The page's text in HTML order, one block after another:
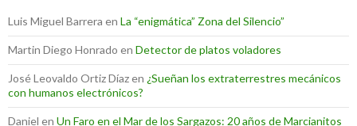
Luis Miguel Barrera en La “enigmática” Zona del Silencio”
Martin Diego Honrado en Detector de platos voladores
José Leovaldo Ortiz Díazen ¿Sueñan los extraterrestres mecánicos
con humanos electrónicos?
Daniel en Un Faro en el Mar de los Sargazos: 20 años de Marcianitos